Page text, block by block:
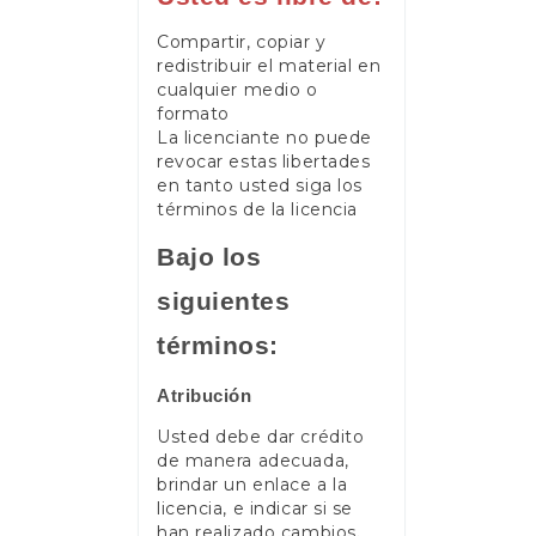
Compartir, copiar y
redistribuir el material en
cualquier medio o
formato
La licenciante no puede
revocar estas libertades
en tanto usted siga los
términos de la licencia
Bajo los
siguientes
términos:
Atribución
Usted debe dar crédito
de manera adecuada,
brindar un enlace a la
licencia, e indicar si se